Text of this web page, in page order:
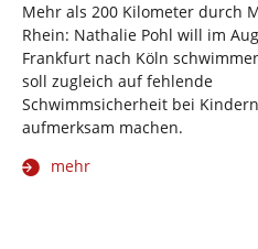
Mehr als 200 Kilometer durch
Rhein: Nathalie Pohl will im
Frankfurt nach Köln
soll zugleich auf fehlende
Schwimmsicherheit bei Kindern
aufmerksam machen.
mehr